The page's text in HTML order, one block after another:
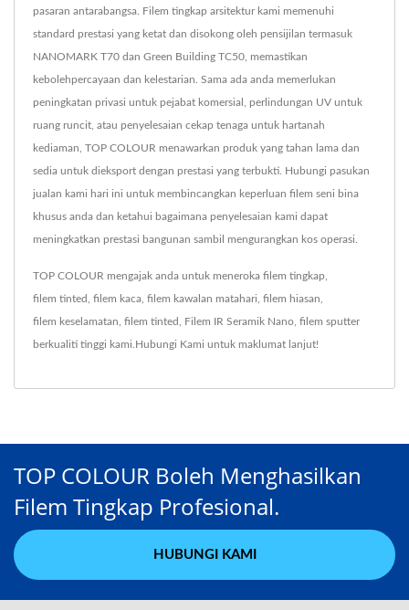
pasaran antarabangsa. Filem tingkap arsitektur kami memenuhi
standard prestasi yang ketat dan disokong oleh pensijilan termasuk
NANOMARK T70 dan Green Building TC50, memastikan
kebolehpercayaan dan kelestarian. Sama ada anda memerlukan
peningkatan privasi untuk pejabat komersial, perlindungan UV untuk
ruang runcit, atau penyelesaian cekap tenaga untuk hartanah
kediaman, TOP COLOUR menawarkan produk yang tahan lama dan
sedia untuk dieksport dengan prestasi yang terbukti. Hubungi pasukan
jualan kami hari ini untuk membincangkan keperluan filem seni bina
khusus anda dan ketahui bagaimana penyelesaian kami dapat
meningkatkan prestasi bangunan sambil mengurangkan kos operasi.
TOP COLOUR mengajak anda untuk meneroka filem tingkap
filem tinted filem kaca filem kawalan matahari filem hiasan
filem keselamatan filem tinted Filem IR Seramik Nano filem sputter
berkualiti tinggi kami. Hubungi Kami untuk maklumat lanjut!
TOP COLOUR Boleh Menghasilkan
Filem Tingkap Profesional.
HUBUNGI KAMI